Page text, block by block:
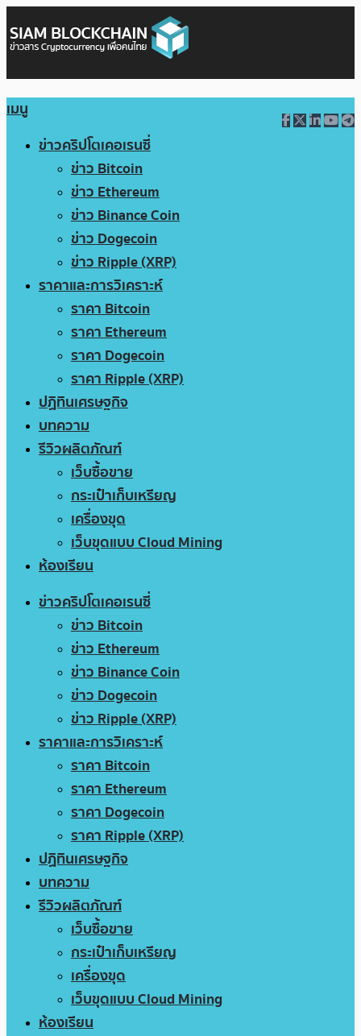
เมนู
ข่าวคริปโตเคอเรนซี่
ข่าว Bitcoin
ข่าว Ethereum
ข่าว Binance Coin
ข่าว Dogecoin
ข่าว Ripple (XRP)
ราคาและการวิเคราะห์
ราคา Bitcoin
ราคา Ethereum
ราคา Dogecoin
ราคา Ripple (XRP)
ปฏิทินเศรษฐกิจ
บทความ
รีวิวผลิตภัณฑ์
เว็บซื้อขาย
กระเป๋าเก็บเหรียญ
เครื่องขุด
เว็บขุดแบบ Cloud Mining
ห้องเรียน
ข่าวคริปโตเคอเรนซี่
ข่าว Bitcoin
ข่าว Ethereum
ข่าว Binance Coin
ข่าว Dogecoin
ข่าว Ripple (XRP)
ราคาและการวิเคราะห์
ราคา Bitcoin
ราคา Ethereum
ราคา Dogecoin
ราคา Ripple (XRP)
ปฏิทินเศรษฐกิจ
บทความ
รีวิวผลิตภัณฑ์
เว็บซื้อขาย
กระเป๋าเก็บเหรียญ
เครื่องขุด
เว็บขุดแบบ Cloud Mining
ห้องเรียน